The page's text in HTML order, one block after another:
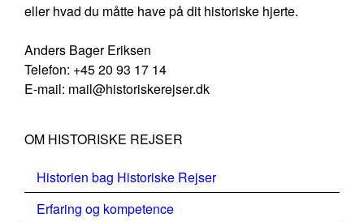
eller hvad du måtte have på dit historiske hjerte.
Anders Bager Eriksen
Telefon: +45 20 93 17 14
E-mail: mail@historiskerejser.dk
OM HISTORISKE REJSER
Historien bag Historiske Rejser
Erfaring og kompetence